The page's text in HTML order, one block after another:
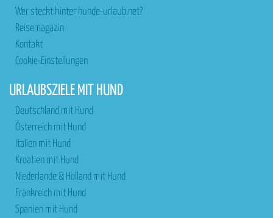
Wer steckt hinter hunde-urlaub.net?
Reisemagazin
Kontakt
Cookie-Einstellungen
URLAUBSZIELE MIT HUND
Deutschland mit Hund
Österreich mit Hund
Italien mit Hund
Kroatien mit Hund
Niederlande & Holland mit Hund
Frankreich mit Hund
Spanien mit Hund